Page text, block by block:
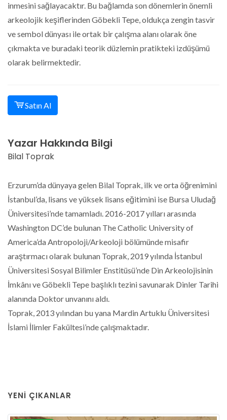
inmesini sağlayacaktır. Bu bağlamda son dönemlerin önemli
arkeolojik keşiflerinden Göbekli Tepe, oldukça zengin tasvir
ve sembol dünyası ile ortak bir çalışma alanı olarak öne
çıkmakta ve buradaki teorik düzlemin pratikteki izdüşümü
olarak belirmektedir.
Satın Al
Yazar Hakkında Bilgi
Bilal Toprak
Erzurum’da dünyaya gelen Bilal Toprak, ilk ve orta öğrenimini
İstanbul’da, lisans ve yüksek lisans eğitimini ise Bursa Uludağ
Üniversitesi’nde tamamladı. 2016-2017 yılları arasında
Washington DC’de bulunan The Catholic University of
America’da Antropoloji/Arkeoloji bölümünde misafir
araştırmacı olarak bulunan Toprak, 2019 yılında İstanbul
Üniversitesi Sosyal Bilimler Enstitüsü’nde Din Arkeolojisinin
İmkânı ve Göbekli Tepe başlıklı tezini savunarak Dinler Tarihi
alanında Doktor unvanını aldı.
Toprak, 2013 yılından bu yana Mardin Artuklu Üniversitesi
İslami İlimler Fakültesi’nde çalışmaktadır.
YENI ÇIKANLAR